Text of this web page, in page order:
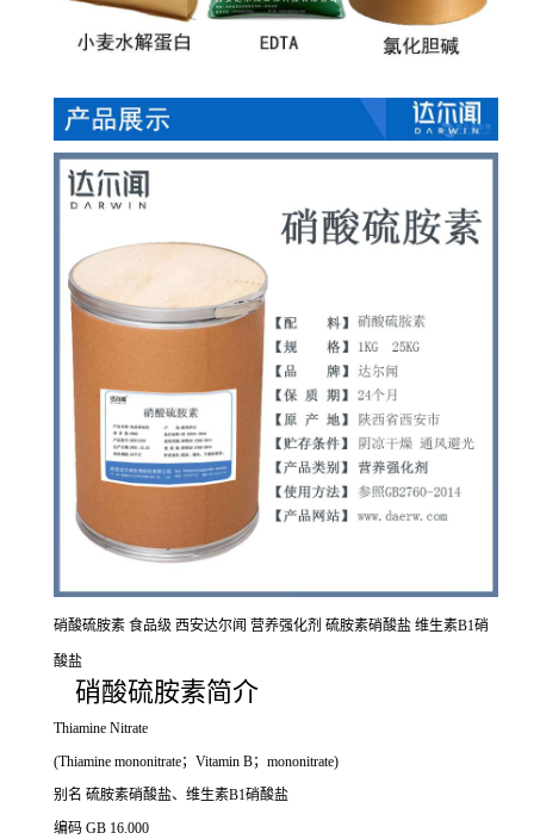
硝酸硫胺素 食品级 西安达尔闻 营养强化剂 硫胺素硝酸盐 维生素B1硝
酸盐
硝酸硫胺素简介
Thiamine Nitrate
(Thiamine mononitrate；Vitamin B；mononitrate)
别名 硫胺素硝酸盐、维生素B1硝酸盐
编码 GB 16.000